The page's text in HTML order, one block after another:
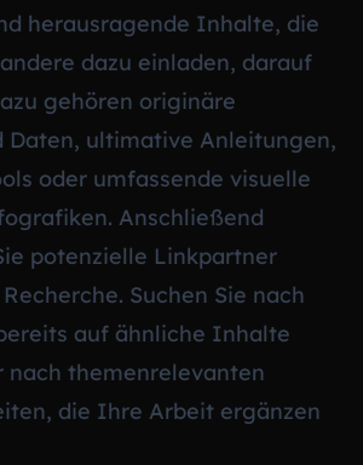
herausragende Inhalte, die
dazu einladen, darauf
gehören originäre
Daten, ultimative Anleitungen,
oder umfassende visuelle
Anschließend
potenzielle Linkpartner
Suchen Sie nach
auf ähnliche Inhalte
nach themenrelevanten
die Ihre Arbeit ergänzen